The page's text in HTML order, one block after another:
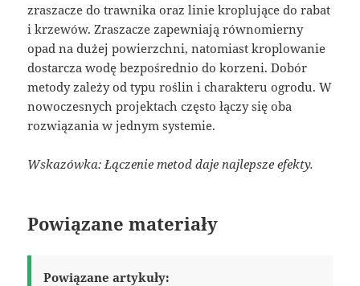
zraszacze do trawnika oraz linie kroplujące do rabat
i krzewów. Zraszacze zapewniają równomierny
opad na dużej powierzchni, natomiast kroplowanie
dostarcza wodę bezpośrednio do korzeni. Dobór
metody zależy od typu roślin i charakteru ogrodu. W
nowoczesnych projektach często łączy się oba
rozwiązania w jednym systemie.
Wskazówka: Łączenie metod daje najlepsze efekty.
Powiązane materiały
Powiązane artykuły: